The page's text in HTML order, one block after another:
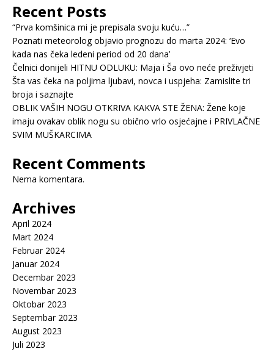
Recent Posts
“Prva komšinica mi je prepisala svoju kuću…”
Poznati meteorolog objavio prognozu do marta 2024: ‘Evo
kada nas čeka ledeni period od 20 dana’
Čelnici donijeli HITNU ODLUKU: Maja i Ša ovo neće preživjeti
Šta vas čeka na poljima ljubavi, novca i uspjeha: Zamislite tri
broja i saznajte
OBLIK VAŠIH NOGU OTKRIVA KAKVA STE ŽENA: Žene koje
imaju ovakav oblik nogu su obično vrlo osjećajne i PRIVLAČNE
SVIM MUŠKARCIMA
Recent Comments
Nema komentara.
Archives
April 2024
Mart 2024
Februar 2024
Januar 2024
Decembar 2023
Novembar 2023
Oktobar 2023
Septembar 2023
August 2023
Juli 2023